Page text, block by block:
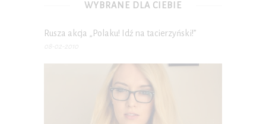
WYBRANE DLA CIEBIE
Rusza akcja „Polaku! Idź na tacierzyński!”
08-02-2010